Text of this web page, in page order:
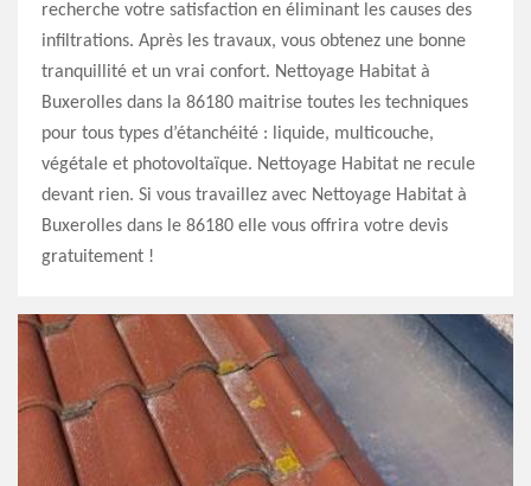
recherche votre satisfaction en éliminant les causes des
infiltrations. Après les travaux, vous obtenez une bonne
tranquillité et un vrai confort. Nettoyage Habitat à
Buxerolles dans la 86180 maitrise toutes les techniques
pour tous types d’étanchéité : liquide, multicouche,
végétale et photovoltaïque. Nettoyage Habitat ne recule
devant rien. Si vous travaillez avec Nettoyage Habitat à
Buxerolles dans le 86180 elle vous offrira votre devis
gratuitement !